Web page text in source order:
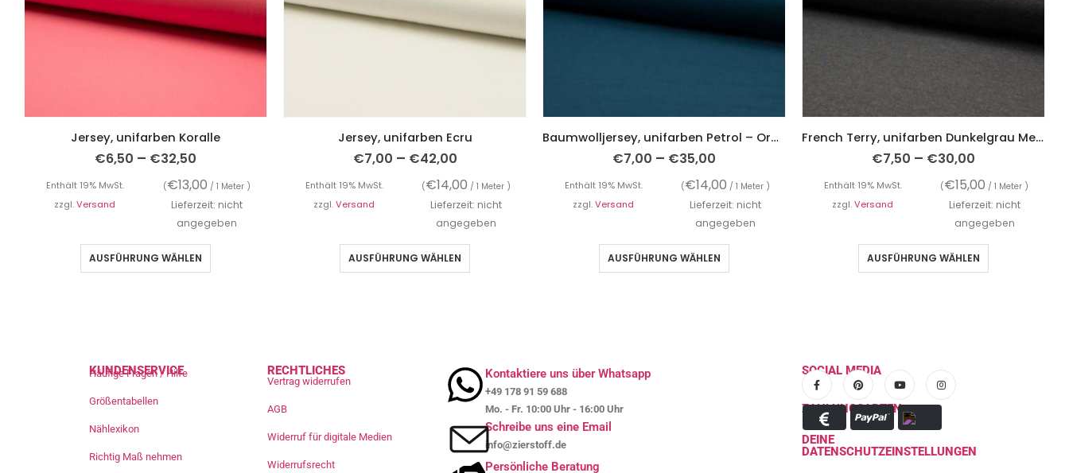
Jersey, unifarben Koralle
€6,50 – €32,50
Enthält 19% MwSt. (€13,00 / 1 Meter )
zzgl.Versand
Lieferzeit: nicht
angegeben
AUSFÜHRUNG WÄHLEN
Jersey, unifarben Ecru
€7,00 – €42,00
Enthält 19% MwSt. (€14,00 / 1 Meter )
zzgl.Versand
Lieferzeit: nicht
angegeben
AUSFÜHRUNG WÄHLEN
Baumwolljersey, unifarben Petrol – Organic Cotton
€7,00 – €35,00
Enthält 19% MwSt. (€14,00 / 1 Meter )
zzgl.Versand
Lieferzeit: nicht
angegeben
AUSFÜHRUNG WÄHLEN
French Terry, unifarben Dunkelgrau Melange, Sweatshirtstoff brushed
€7,50 – €30,00
Enthält 19% MwSt. (€15,00 / 1 Meter )
zzgl.Versand
Lieferzeit: nicht
angegeben
AUSFÜHRUNG WÄHLEN
KUNDENSERVICE
Häufige Fragen / Hilfe
Größentabellen
Nählexikon
Richtig Maß nehmen
RECHTLICHES
Vertrag widerrufen
AGB
Widerruf für digitale Medien
Widerrufsrecht
Kontaktiere uns über Whatsapp
+49 178 91 59 688
Mo. - Fr. 10:00 Uhr - 16:00 Uhr
Schreibe uns eine Email
info@zierstoff.de
Persönliche Beratung
SOCIAL MEDIA
ZAHLUNGSARTEN
DEINE
DATENSCHUTZEINSTELLUNGEN